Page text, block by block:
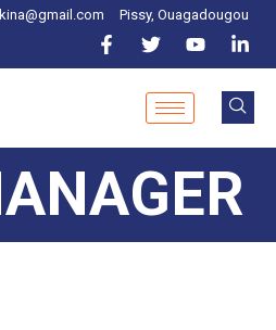
Pissy, Ouagadougou